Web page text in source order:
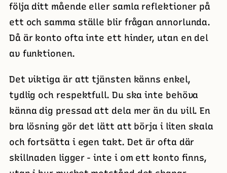
följa ditt mående eller samla reflektioner på
ett och samma ställe blir frågan annorlunda.
Då är konto ofta inte ett hinder, utan en del
av funktionen.
Det viktiga är att tjänsten känns enkel,
tydlig och respektfull. Du ska inte behöva
känna dig pressad att dela mer än du vill. En
bra lösning gör det lätt att börja i liten skala
och fortsätta i egen takt. Det är ofta där
skillnaden ligger - inte i om ett konto finns,